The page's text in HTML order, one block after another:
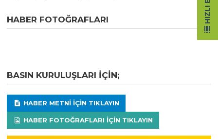
HABER FOTOĞRAFLARI
BASIN KURULUŞLARI IÇIN;
HABER METNI IÇIN TIKLAYIN
HABER FOTOĞRAFLARI IÇIN TIKLAYIN